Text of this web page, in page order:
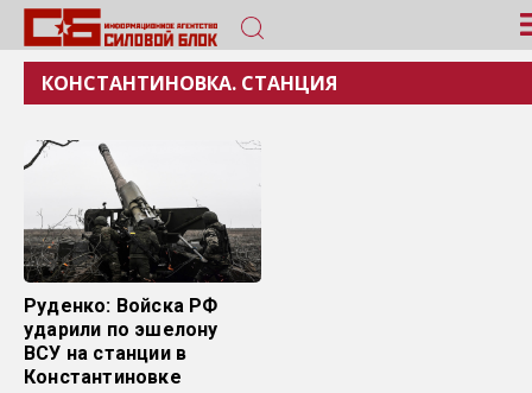
КОНСТАНТИНОВКА. СТАНЦИЯ
Руденко: Войска РФ
ударили по эшелону
ВСУ на станции в
Константиновке